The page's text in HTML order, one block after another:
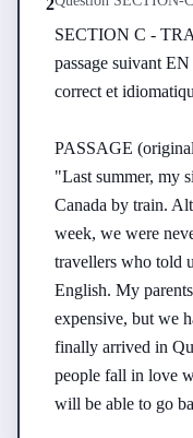
SECTION C -
passage suivant
correct et
PASSAGE
"Last summer, my
Canada by train.
week, we were
travellers who told
English. My
expensive, but we
finally arrived in
people fall in love
will be able to go